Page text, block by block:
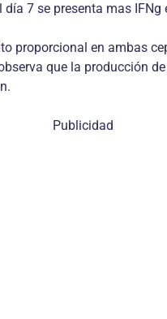
7 se presenta mas IFNg
proporcional en ambas
que la producción
Publicidad